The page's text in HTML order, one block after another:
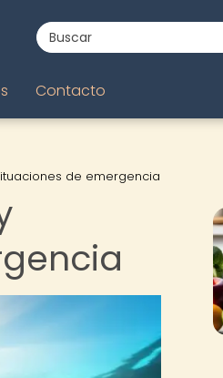
Contacto
de emergencia